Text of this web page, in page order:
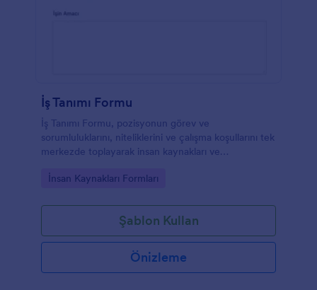
İş Tanımı Formu
İş Tanımı Formu, pozisyonun görev ve
sorumluluklarını, niteliklerini ve çalışma koşullarını tek
merkezde toplayarak insan kaynakları ve
veri toplama yapmasına yardımcı olur.
Go to Category:
İnsan Kaynakları Formları
Şablon Kullan
Önizleme